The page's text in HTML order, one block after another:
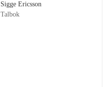
Sigge Ericsson
Talbok